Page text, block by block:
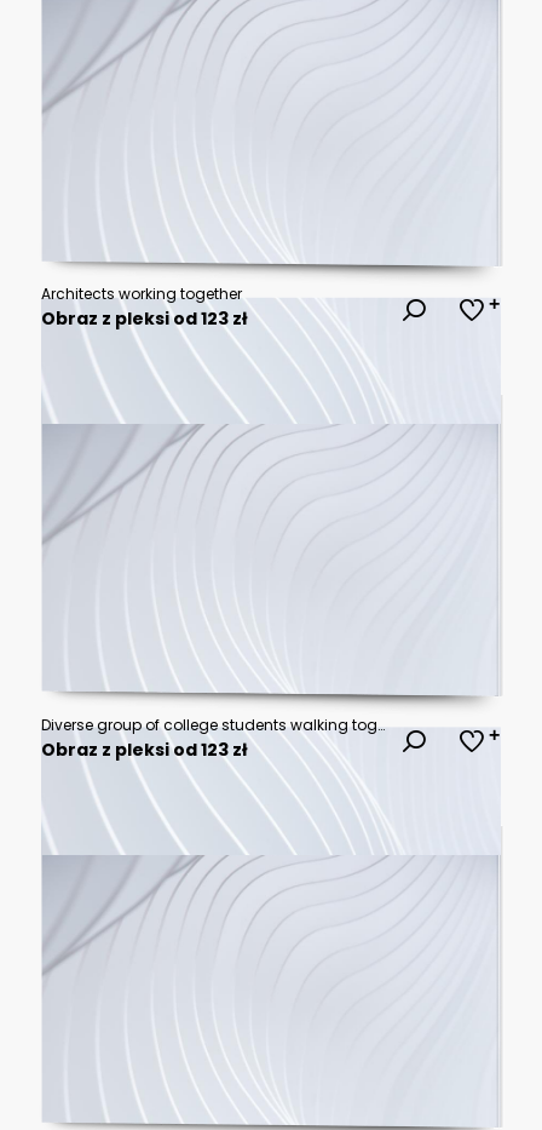
Architects working together
Obraz z pleksi od 123 zł
Diverse group of college students walking together on campus during autumn
Obraz z pleksi od 123 zł